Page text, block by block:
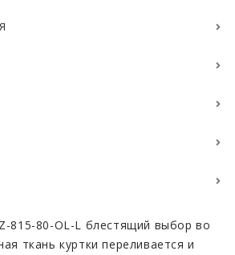
815-80-OL-L блестящий выбор во
ткань куртки переливается и